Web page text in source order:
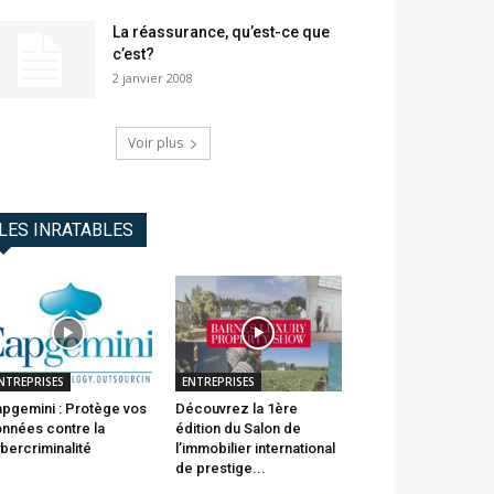
La réassurance, qu’est-ce que
c’est?
2 janvier 2008
Voir plus
LES INRATABLES
: Protège vos
contre la
ENTREPRISES
Découvrez la 1ère
édition du Salon de
l’immobilier international
de prestige...